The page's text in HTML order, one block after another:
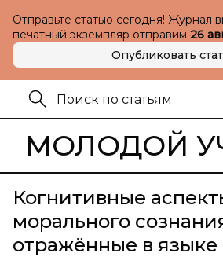
Отправьте статью сегодня! Журнал
печатный экземпляр отправим 26
Опубликовать
МОЛОДОЙ
Когнитивные
морального
отражённые в языке